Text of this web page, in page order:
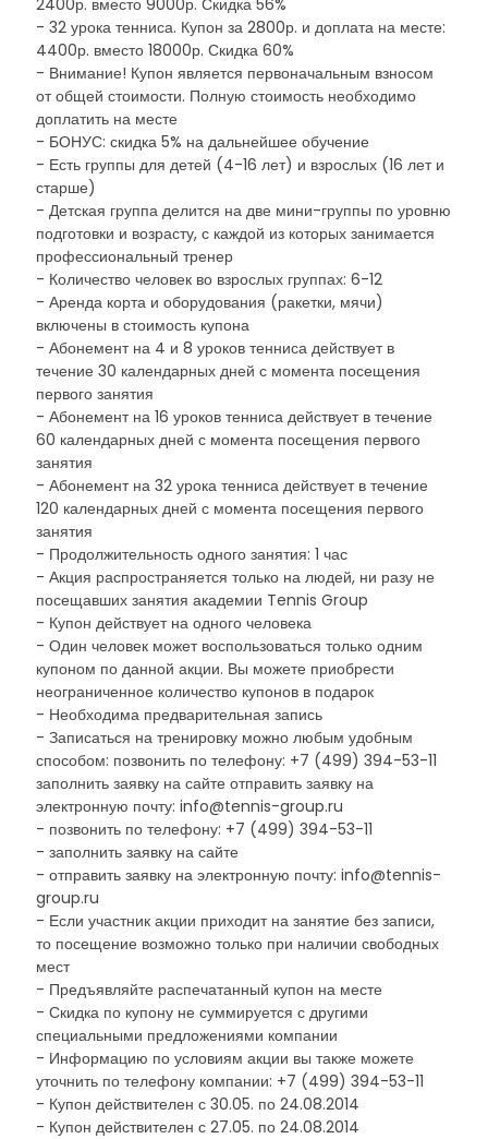
2400р. вместо 9000р. Скидка 56%
- 32 урока тенниса. Купон за 2800р. и доплата на месте:
4400р. вместо 18000р. Скидка 60%
- Внимание! Купон является первоначальным взносом
от общей стоимости. Полную стоимость необходимо
доплатить на месте
- БОНУС: скидка 5% на дальнейшее обучение
- Есть группы для детей (4-16 лет) и взрослых (16 лет и
старше)
- Детская группа делится на две мини-группы по уровню
подготовки и возрасту, с каждой из которых занимается
профессиональный тренер
- Количество человек во взрослых группах: 6-12
- Аренда корта и оборудования (ракетки, мячи)
включены в стоимость купона
- Абонемент на 4 и 8 уроков тенниса действует в
течение 30 календарных дней с момента посещения
первого занятия
- Абонемент на 16 уроков тенниса действует в течение
60 календарных дней с момента посещения первого
занятия
- Абонемент на 32 урока тенниса действует в течение
120 календарных дней с момента посещения первого
занятия
- Продолжительность одного занятия: 1 час
- Акция распространяется только на людей, ни разу не
посещавших занятия академии Tennis Group
- Купон действует на одного человека
- Один человек может воспользоваться только одним
купоном по данной акции. Вы можете приобрести
неограниченное количество купонов в подарок
- Необходима предварительная запись
- Записаться на тренировку можно любым удобным
способом: позвонить по телефону: +7 (499) 394-53-11
заполнить заявку на сайте отправить заявку на
электронную почту: info@tennis-group.ru
- позвонить по телефону: +7 (499) 394-53-11
- заполнить заявку на сайте
- отправить заявку на электронную почту: info@tennis-
group.ru
- Если участник акции приходит на занятие без записи,
то посещение возможно только при наличии свободных
мест
- Предъявляйте распечатанный купон на месте
- Скидка по купону не суммируется с другими
специальными предложениями компании
- Информацию по условиям акции вы также можете
уточнить по телефону компании: +7 (499) 394-53-11
- Купон действителен с 30.05. по 24.08.2014
- Купон действителен с 27.05. по 24.08.2014